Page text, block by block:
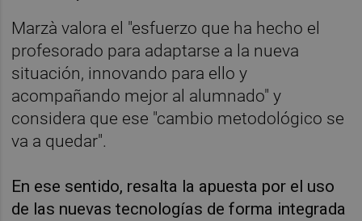
Marzà valora el "esfuerzo que ha hecho el
profesorado para adaptarse a la nueva
situación, innovando para ello y
acompañando mejor al alumnado" y
considera que ese "cambio metodológico se
va a quedar".
En ese sentido, resalta la apuesta por el uso
de las nuevas tecnologías de forma integrada